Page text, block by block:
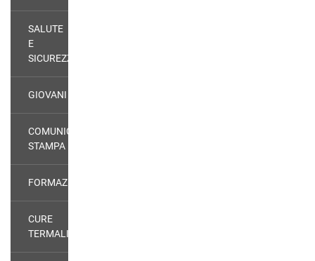
SALUTE
E
SICUREZZA
GIOVANI
COMUNICATI
STAMPA
FORMAZIONE
CURE
TERMALI